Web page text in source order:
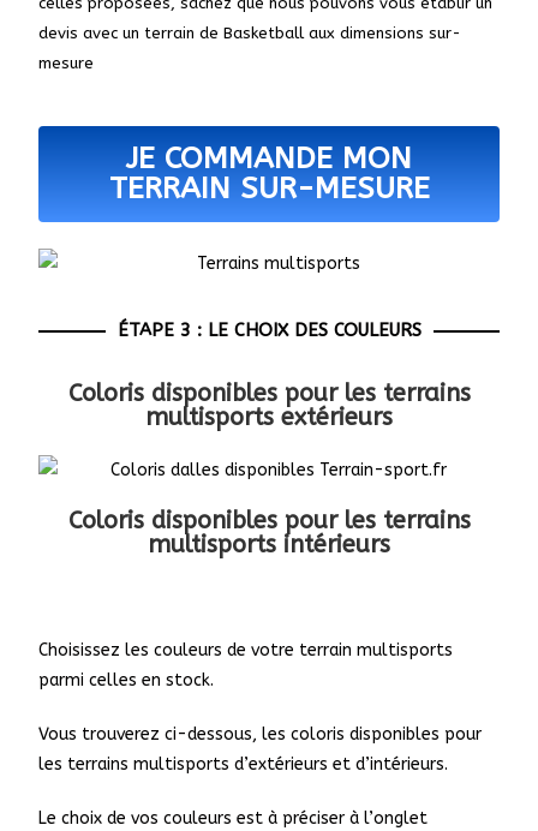
devis avec un terrain de Basketball aux dimensions sur-
mesure
JE COMMANDE MON
TERRAIN SUR-MESURE
ÉTAPE 3 : LE CHOIX DES COULEURS
Coloris disponibles pour les terrains
multisports extérieurs
Coloris disponibles pour les terrains
multisports intérieurs
Choisissez les couleurs de votre terrain multisports
parmi celles en stock.
Vous trouverez ci-dessous, les coloris disponibles pour
les terrains multisports d’extérieurs et d’intérieurs.
Le choix de vos couleurs est à préciser à l’onglet